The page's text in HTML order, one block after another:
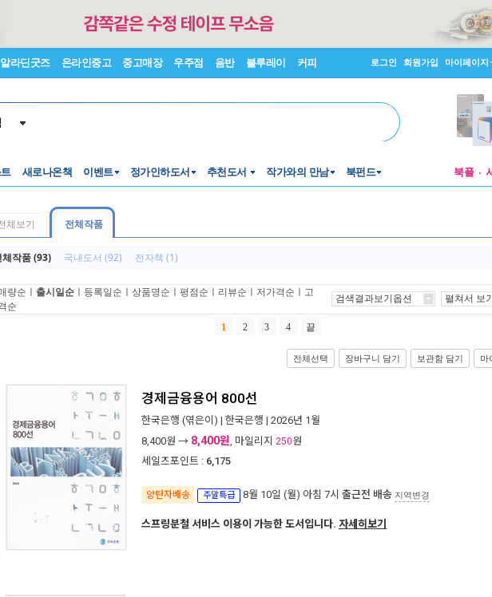
알라딘굿즈 온라인중고 중고매장 우주점 음반 블루레이 커피 로그인 회원가입 마이페이지
새로나온책 이벤트 정가인하도서 추천도서 작가와의 만남 북펀드 북플
체보기 전체작품
체작품 (93) 국내도서 (92) 전자책 (1)
량순 ㅣ 출시일순 ㅣ 등록일순 ㅣ 상품명순 ㅣ 평점순 ㅣ 리뷰순 ㅣ 저가격순 ㅣ 고
순
검색결과보기옵션 펼쳐서 보
1 2 3 4 끝
전체선택 장바구니 담기 보관함 담기 마
경제금융용어 800선
한국은행 (엮은이) | 한국은행 | 2026년 1월
8,400원 → 8,400원, 마일리지 250원
세일즈포인트 : 6,175
양탄자배송 주말특급 8월 10일 (월) 아침 7시 출근전 배송 지역변경
스프링분철 서비스 이용이 가능한 도서입니다. 자세히보기